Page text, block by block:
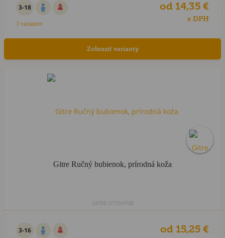
3-18
3 variantov
od 14,35 €
s DPH
Zobraziť varianty
Gitre Ručný bubienok, prírodná koža
GITRE.0770/PNB
3-16 od 15,25 €